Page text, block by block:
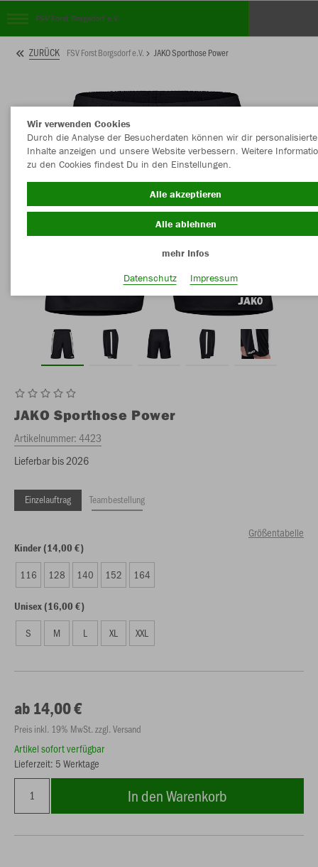
FSV Forst Borgsdorf e.V.
ZURÜCK FSV Forst Borgsdorf e.V. JAKO Sporthose Power
JAKO Sporthose Power
Artikelnummer:4423
Lieferbar bis 2026
Einzelauftrag Teambestellung
Größentabelle
Kinder (14,00 €)
116 128 140 152 164
Unisex (16,00 €)
S M L XL XXL
ab 14,00 €
Preis inkl. 19% MwSt. zzgl. Versand
Artikel sofort verfügbar
Lieferzeit: 5 Werktage
In den Warenkorb
Wir verwenden Cookies
Durch die Analyse der Besucherdaten können wir dir personalisierte
Inhalte anzeigen und unsere Website verbessern. Weitere
zu den Cookies findest Du in den Einstellungen.
Alle akzeptieren
Alle ablehnen
mehr Infos
Datenschutz
Impressum